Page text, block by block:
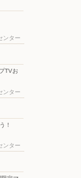
トプレ…
ラルケア…
ンター
TVお
ンター
！
ンター